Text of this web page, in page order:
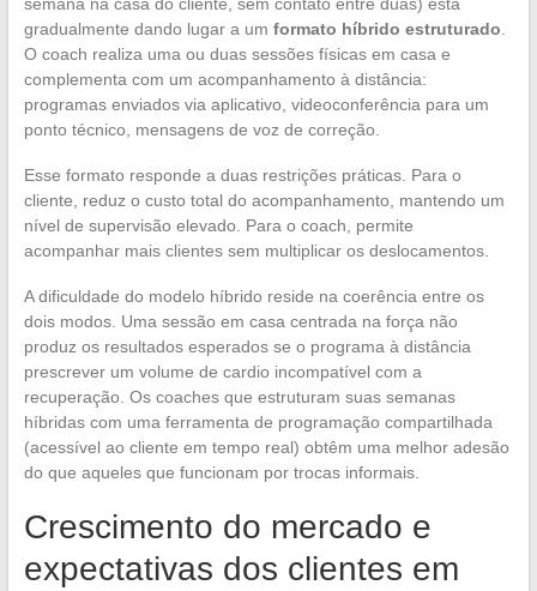
semana na casa do cliente, sem contato entre duas) está
gradualmente dando lugar a um formato híbrido estruturado.
O coach realiza uma ou duas sessões físicas em casa e
complementa com um acompanhamento à distância:
programas enviados via aplicativo, videoconferência para um
ponto técnico, mensagens de voz de correção.
Esse formato responde a duas restrições práticas. Para o
cliente, reduz o custo total do acompanhamento, mantendo um
nível de supervisão elevado. Para o coach, permite
acompanhar mais clientes sem multiplicar os deslocamentos.
A dificuldade do modelo híbrido reside na coerência entre os
dois modos. Uma sessão em casa centrada na força não
produz os resultados esperados se o programa à distância
prescrever um volume de cardio incompatível com a
recuperação. Os coaches que estruturam suas semanas
híbridas com uma ferramenta de programação compartilhada
(acessível ao cliente em tempo real) obtêm uma melhor adesão
do que aqueles que funcionam por trocas informais.
Crescimento do mercado e
expectativas dos clientes em